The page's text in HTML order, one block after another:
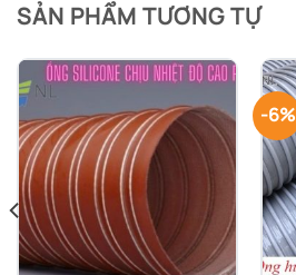
SẢN PHẨM TƯƠNG TỰ
-6%